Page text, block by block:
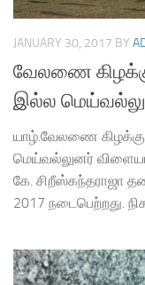
JANUARY 30, 2017 BY
வேலணை
இல்ல
யாழ்.வேலணை
மெய்வல்லுனர்
கே. சிறீஸ்கந்தராஜா
2017 நடைபெற்றது.